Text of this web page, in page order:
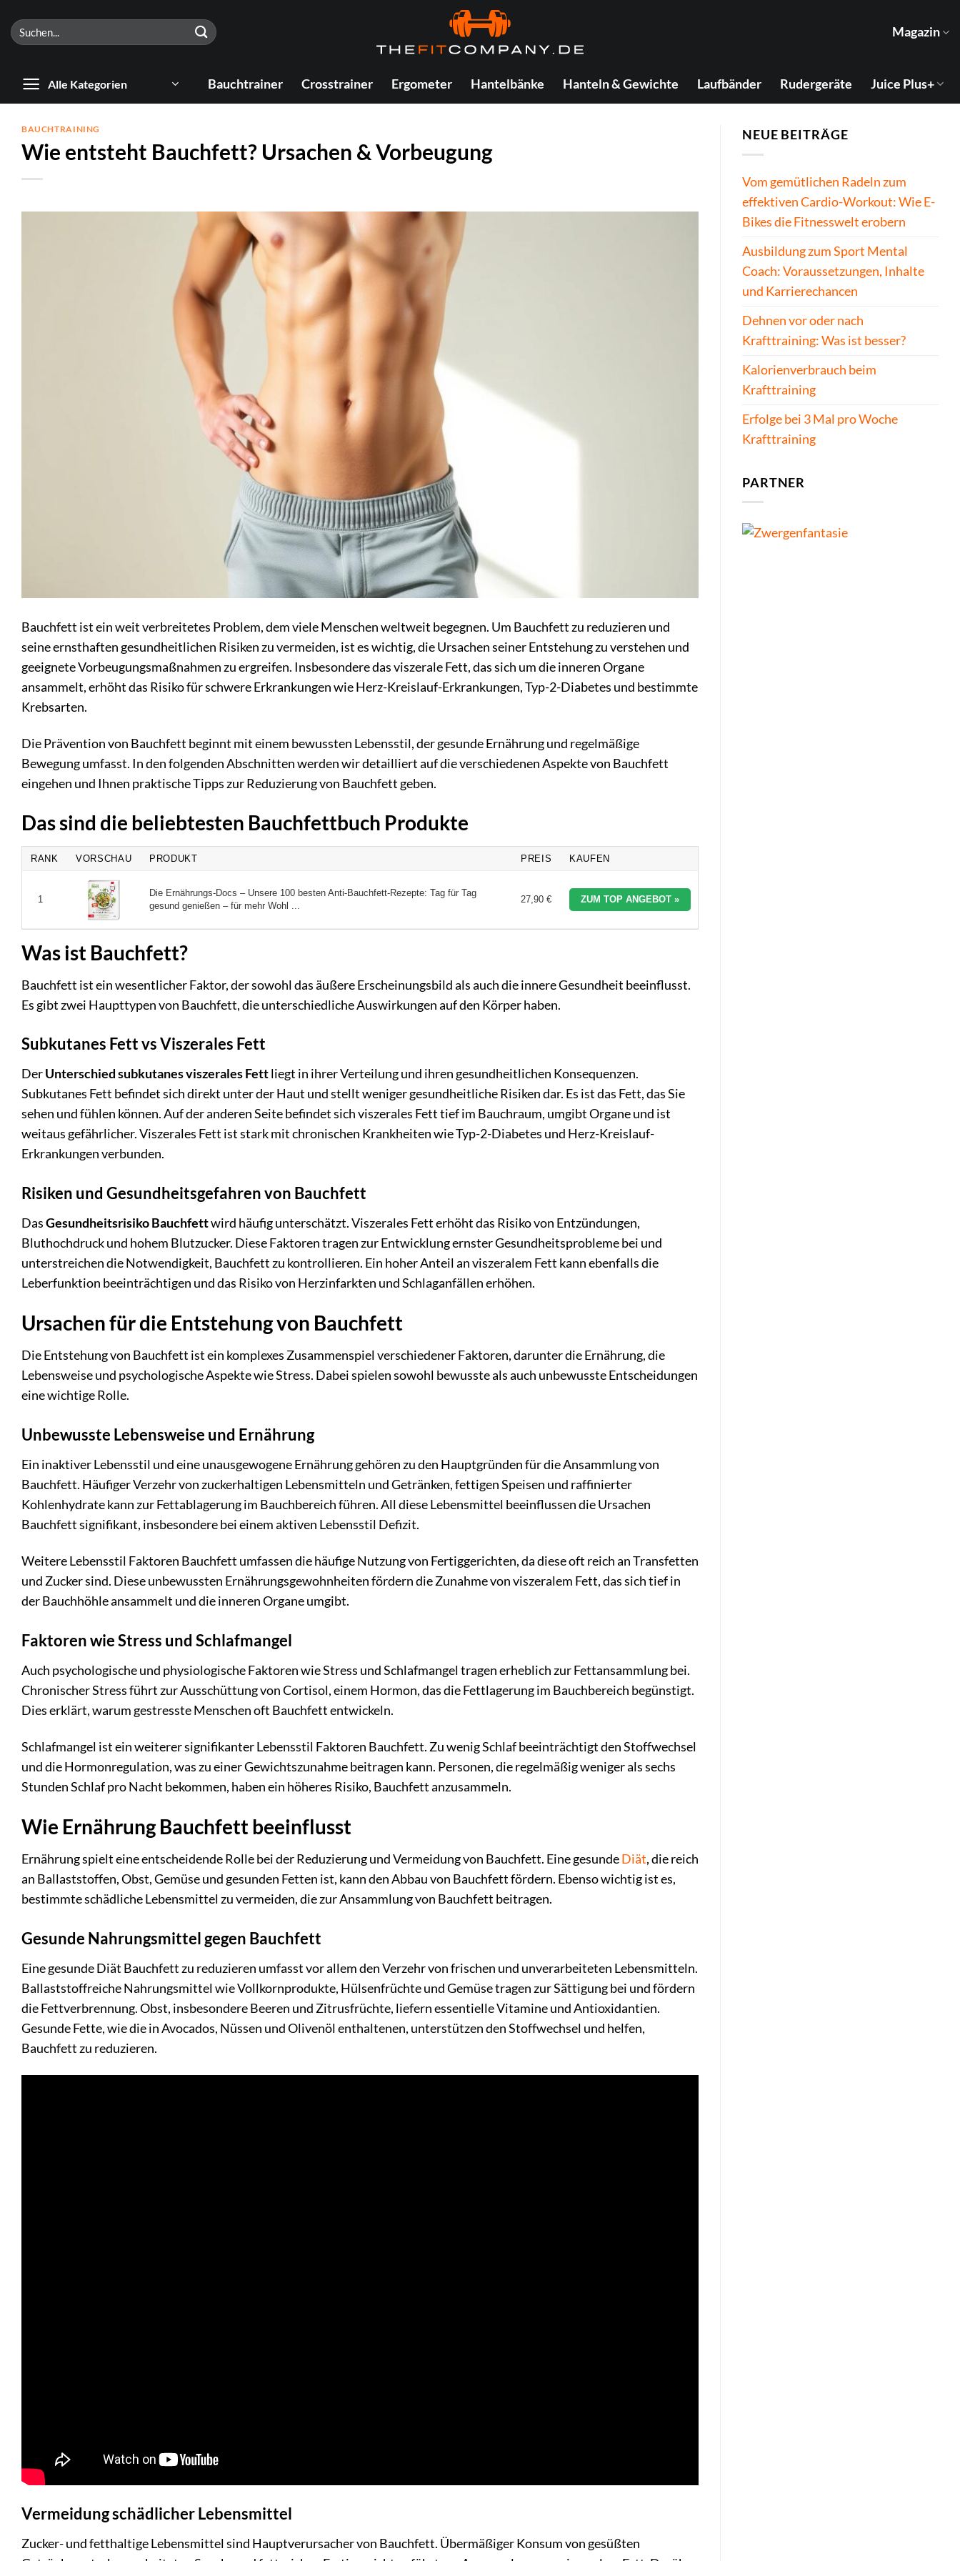
Inhalt
springen
Suchen
nach:
Magazin
Alle Kategorien Bauchtrainer Crosstrainer Ergometer Hantelbänke Hanteln & Gewichte Laufbänder Rudergeräte Juice Plus+
BAUCHTRAINING
Wie entsteht Bauchfett? Ursachen & Vorbeugung
Bauchfett ist ein weit verbreitetes Problem, dem viele Menschen weltweit begegnen. Um Bauchfett zu reduzieren und
seine ernsthaften gesundheitlichen Risiken zu vermeiden, ist es wichtig, die Ursachen seiner Entstehung zu verstehen und
geeignete Vorbeugungsmaßnahmen zu ergreifen. Insbesondere das viszerale Fett, das sich um die inneren Organe
ansammelt, erhöht das Risiko für schwere Erkrankungen wie Herz-Kreislauf-Erkrankungen, Typ-2-Diabetes und bestimmte
Krebsarten.
Die Prävention von Bauchfett beginnt mit einem bewussten Lebensstil, der gesunde Ernährung und regelmäßige
Bewegung umfasst. In den folgenden Abschnitten werden wir detailliert auf die verschiedenen Aspekte von Bauchfett
eingehen und Ihnen praktische Tipps zur Reduzierung von Bauchfett geben.
Das sind die beliebtesten Bauchfettbuch Produkte
RANK VORSCHAU PRODUKT PREIS KAUFEN
1
Die Ernährungs-Docs – Unsere 100 besten Anti-Bauchfett-Rezepte: Tag für Tag
gesund genießen – für mehr Wohl ...
27,90 € ZUM TOP ANGEBOT »
Was ist Bauchfett?
Bauchfett ist ein wesentlicher Faktor, der sowohl das äußere Erscheinungsbild als auch die innere Gesundheit beeinflusst.
Es gibt zwei Haupttypen von Bauchfett, die unterschiedliche Auswirkungen auf den Körper haben.
Subkutanes Fett vs Viszerales Fett
DerUnterschied subkutanes viszerales Fettliegt in ihrer Verteilung und ihren gesundheitlichen Konsequenzen.
Subkutanes Fett befindet sich direkt unter der Haut und stellt weniger gesundheitliche Risiken dar. Es ist das Fett, das Sie
sehen und fühlen können. Auf der anderen Seite befindet sich viszerales Fett tief im Bauchraum, umgibt Organe und ist
weitaus gefährlicher. Viszerales Fett ist stark mit chronischen Krankheiten wie Typ-2-Diabetes und Herz-Kreislauf-
Erkrankungen verbunden.
Risiken und Gesundheitsgefahren von Bauchfett
DasGesundheitsrisiko Bauchfettwird häufig unterschätzt. Viszerales Fett erhöht das Risiko von Entzündungen,
Bluthochdruck und hohem Blutzucker. Diese Faktoren tragen zur Entwicklung ernster Gesundheitsprobleme bei und
unterstreichen die Notwendigkeit, Bauchfett zu kontrollieren. Ein hoher Anteil an viszeralem Fett kann ebenfalls die
Leberfunktion beeinträchtigen und das Risiko von Herzinfarkten und Schlaganfällen erhöhen.
Ursachen für die Entstehung von Bauchfett
Die Entstehung von Bauchfett ist ein komplexes Zusammenspiel verschiedener Faktoren, darunter die Ernährung, die
Lebensweise und psychologische Aspekte wie Stress. Dabei spielen sowohl bewusste als auch unbewusste Entscheidungen
eine wichtige Rolle.
Unbewusste Lebensweise und Ernährung
Ein inaktiver Lebensstil und eine unausgewogene Ernährung gehören zu den Hauptgründen für die Ansammlung von
Bauchfett. Häufiger Verzehr von zuckerhaltigen Lebensmitteln und Getränken, fettigen Speisen und raffinierter
Kohlenhydrate kann zur Fettablagerung im Bauchbereich führen. All diese Lebensmittel beeinflussen die Ursachen
Bauchfett signifikant, insbesondere bei einem aktiven Lebensstil Defizit.
Weitere Lebensstil Faktoren Bauchfett umfassen die häufige Nutzung von Fertiggerichten, da diese oft reich an Transfetten
und Zucker sind. Diese unbewussten Ernährungsgewohnheiten fördern die Zunahme von viszeralem Fett, das sich tief in
der Bauchhöhle ansammelt und die inneren Organe umgibt.
Faktoren wie Stress und Schlafmangel
Auch psychologische und physiologische Faktoren wie Stress und Schlafmangel tragen erheblich zur Fettansammlung bei.
Chronischer Stress führt zur Ausschüttung von Cortisol, einem Hormon, das die Fettlagerung im Bauchbereich begünstigt.
Dies erklärt, warum gestresste Menschen oft Bauchfett entwickeln.
Schlafmangel ist ein weiterer signifikanter Lebensstil Faktoren Bauchfett. Zu wenig Schlaf beeinträchtigt den Stoffwechsel
und die Hormonregulation, was zu einer Gewichtszunahme beitragen kann. Personen, die regelmäßig weniger als sechs
Stunden Schlaf pro Nacht bekommen, haben ein höheres Risiko, Bauchfett anzusammeln.
Wie Ernährung Bauchfett beeinflusst
Ernährung spielt eine entscheidende Rolle bei der Reduzierung und Vermeidung von Bauchfett. Eine gesundeDiät, die reich
an Ballaststoffen, Obst, Gemüse und gesunden Fetten ist, kann den Abbau von Bauchfett fördern. Ebenso wichtig ist es,
bestimmte schädliche Lebensmittel zu vermeiden, die zur Ansammlung von Bauchfett beitragen.
Gesunde Nahrungsmittel gegen Bauchfett
Eine gesunde Diät Bauchfett zu reduzieren umfasst vor allem den Verzehr von frischen und unverarbeiteten Lebensmitteln.
Ballaststoffreiche Nahrungsmittel wie Vollkornprodukte, Hülsenfrüchte und Gemüse tragen zur Sättigung bei und fördern
die Fettverbrennung. Obst, insbesondere Beeren und Zitrusfrüchte, liefern essentielle Vitamine und Antioxidantien.
Gesunde Fette, wie die in Avocados, Nüssen und Olivenöl enthaltenen, unterstützen den Stoffwechsel und helfen,
Bauchfett zu reduzieren.
Vermeidung schädlicher Lebensmittel
Zucker- und fetthaltige Lebensmittel sind Hauptverursacher von Bauchfett. Übermäßiger Konsum von gesüßten
NEUE BEITRÄGE
Vom gemütlichen Radeln zum
effektiven Cardio-Workout: Wie E-
Bikes die Fitnesswelt erobern
Ausbildung zum Sport Mental
Coach: Voraussetzungen, Inhalte
und Karrierechancen
Dehnen vor oder nach
Krafttraining: Was ist besser?
Kalorienverbrauch beim
Krafttraining
Erfolge bei 3 Mal pro Woche
Krafttraining
PARTNER